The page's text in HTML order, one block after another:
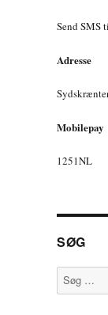
Send SMS
Adresse
Mobilepay
1251NL
SØG
Søg
efter: